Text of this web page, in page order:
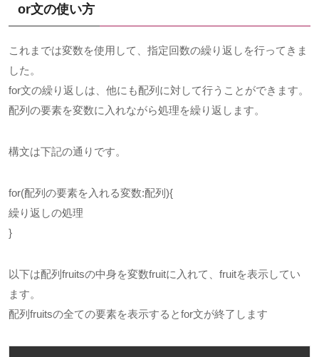
or文の使い方
これまでは変数を使用して、指定回数の繰り返しを行ってきま
した。
for文の繰り返しは、他にも配列に対して行うことができます。
配列の要素を変数に入れながら処理を繰り返します。
構文は下記の通りです。
for(配列の要素を入れる変数:配列){
繰り返しの処理
}
以下は配列fruitsの中身を変数fruitに入れて、fruitを表示してい
ます。
配列fruitsの全ての要素を表示するとfor文が終了します